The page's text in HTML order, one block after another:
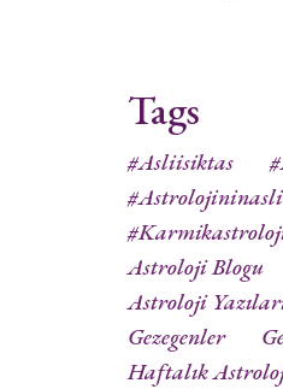
Tags
#asliisiktas
#astrolojininasli
Astroloji Blogu
Astroloji
Gezegenler
Haftalık